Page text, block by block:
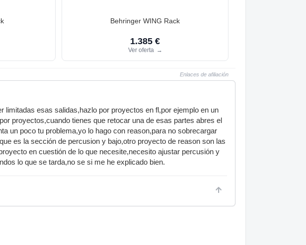
Behringer WING Rack
1.385 €
Ver oferta →
Enlaces de afiliación
limitadas esas salidas,hazlo por proyectos en fl,por ejemplo en un
proyectos,cuando tienes que retocar una de esas partes abres el
un poco tu problema,yo lo hago con reason,para no sobrecargar
es la sección de percusion y bajo,otro proyecto de reason son las
en cuestión de lo que necesite,necesito ajustar percusión y
lo que se tarda,no se si me he explicado bien.